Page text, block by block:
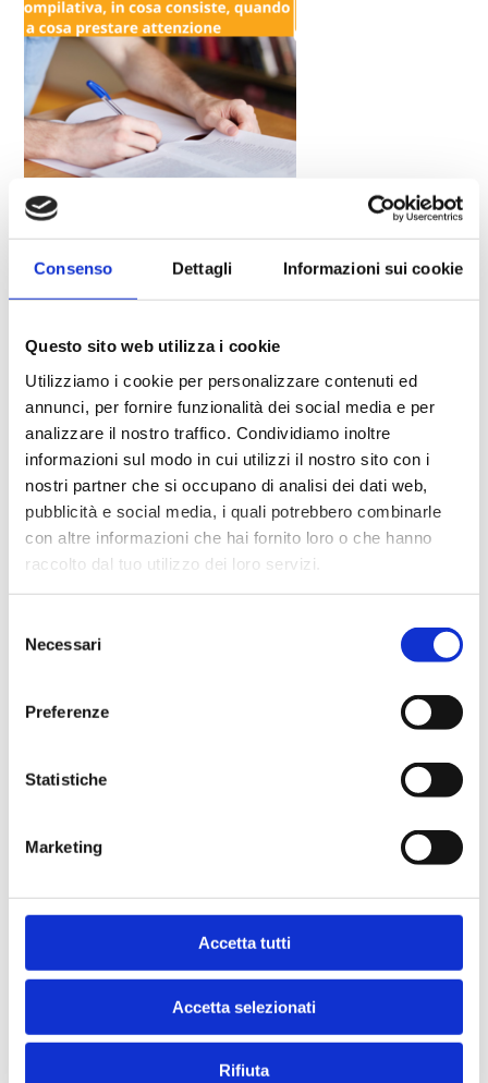
Consenso Dettagli Informazioni sui cookie
Questo sito web utilizza i cookie
Utilizziamo i cookie per personalizzare contenuti ed
annunci, per fornire funzionalità dei social media e per
analizzare il nostro traffico. Condividiamo inoltre
informazioni sul modo in cui utilizzi il nostro sito con i
nostri partner che si occupano di analisi dei dati web,
pubblicità e social media, i quali potrebbero combinarle
con altre informazioni che hai fornito loro o che hanno
raccolto dal tuo utilizzo dei loro servizi.
delNecessari
Preferenze
Statistiche
Marketing
Accetta tutti
Accetta selezionati
Rifiuta
TESI COMPILATIVA, IN COSA
CONSISTE, QUANDO FARLA, A COSA
PRESTARE ATTENZIONE
Il momento della preparazione della tesi di laurea è
sperimentale. Non sai di cosa si tratta e quali sono le
differenze tra le due? Continua a leggere, scoprirai le
differenze e cos’è una tesi compilativa. (Per quanto
riguarda la tesi sperimentale ti rimandiamo invece a questo
articolo: […]
COME INIZIARE A SCRIVERE LA TESI
DI LAUREA
faccio ad iniziare a scrivere la mia tesi di laurea? Se hai
dubbi sull’approccio stai leggendo l’articolo giusto! Noi di
primissima metodologia di programmazione così da evitare
brutte sorprese ed essere pronti vivendo questo delicato
abstract abstract tesi accademicoaiuto APA
argomento articoli scientifici
bibliografia conclusione consigli consulenza